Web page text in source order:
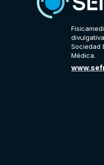
¿Voy a ser radiactivo
protonterapia?
Sociedad
Médica.